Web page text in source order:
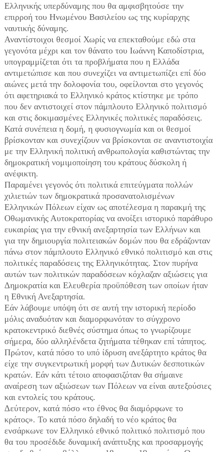
Ελληνικής υπερδύναμης που θα αμφισβητούσε την
επιρροή του Ηνωμένου Βασιλείου ως της κυρίαρχης
ναυτικής δύναμης.
Αναντίστοιχοι θεσμοί Χωρίς να επεκταθούμε εδώ στα
γεγονότα μέχρι και τον θάνατο του Ιωάννη Καποδίστρια,
υπογραμμίζεται ότι τα προβλήματα που η Ελλάδα
αντιμετώπισε και που συνεχίζει να αντιμετωπίζει επί δύο
αιώνες μετά την δολοφονία του, οφείλονται στο γεγονός
ότι αφετηριακά το Ελληνικό κράτος κτίστηκε με τρόπο
που δεν αντιστοιχεί στον πάμπλουτο Ελληνικό πολιτισμό
και στις δοκιμασμένες Ελληνικές πολιτικές παραδόσεις.
Κατά συνέπεια η δομή, η φυσιογνωμία και οι θεσμοί
βρίσκονταν και συνεχίζουν να βρίσκονται σε αναντιστοιχία
με την Ελληνική πολιτική ανθρωπολογία καθιστώντας την
δημοκρατική νομιμοποίηση του κράτους δύσκολη ή
ανέφικτη.
Παραμένει γεγονός ότι πολιτικά επιτεύγματα πολλών
χιλιετιών των δημοκρατικά προσανατολισμένων
Ελληνικών Πόλεων είχαν ως αποτέλεσμα η παρακμή της
Οθωμανικής Αυτοκρατορίας να ανοίξει ιστορικό παράθυρο
ευκαιρίας για την εθνική ανεξαρτησία των Ελλήνων και
για την δημιουργία πολιτειακών δομών που θα εδράζονταν
πάνω στον πάμπλουτο Ελληνικό εθνικό πολιτισμό και στις
πολιτικές παραδόσεις της Ελληνικότητας. Στον πυρήνα
αυτών των πολιτικών παραδόσεων κόχλαζαν αξιώσεις για
Δημοκρατία και Ελευθερία προϋπόθεση των οποίων ήταν
η Εθνική Ανεξαρτησία.
Εάν λάβουμε υπόψη ότι σε αυτή την ιστορική περίοδο
μόλις αναδυόταν και διαμορφωνόταν το σύγχρονο
κρατοκεντρικό διεθνές σύστημα όπως το γνωρίζουμε
σήμερα, δύο αλληλένδετα ζητήματα τέθηκαν επί τάπητος.
Πρώτον, κατά πόσο το υπό ίδρυση ανεξάρτητο κράτος θα
είχε την συγκεντρωτική μορφή των Δυτικών δεσποτικών
κρατών. Εάν κάτι τέτοιο αποφασιζόταν θα σήμαινε
αναίρεση των αξιώσεων των Πόλεων να είναι αυτεξούσιες
και εντολείς του κράτους.
Δεύτερον, κατά πόσο «το έθνος θα διαμόρφωνε το
κράτος». Το κατά πόσο δηλαδή το νέο κράτος θα
ενσάρκωνε τον Ελληνικό εθνικό πολιτικό πολιτισμό που
θα του προσέδιδε δυναμική ανάπτυξης και προσαρμογής